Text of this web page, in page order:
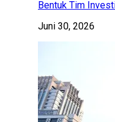
Bentuk Tim
Juni 30, 2026